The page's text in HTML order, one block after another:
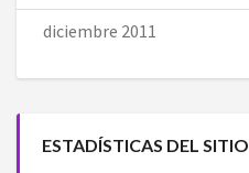
diciembre 2011
ESTADÍSTICAS DEL SITIO